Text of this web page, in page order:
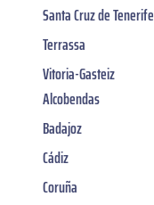
Santa Cruz de Tenerife
Terrassa
Vitoria-Gasteiz
Alcobendas
Badajoz
Cádiz
Coruña